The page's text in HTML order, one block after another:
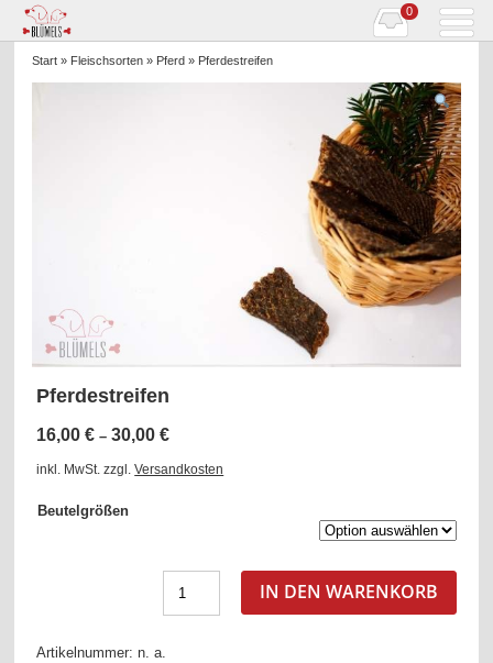
0
Start » Fleischsorten » Pferd » Pferdestreifen
Pferdestreifen
16,00€ –30,00€
inkl. MwSt. zzgl.Versandkosten
Beutelgrößen
IN DEN WARENKORB
Artikelnummer:n. a.